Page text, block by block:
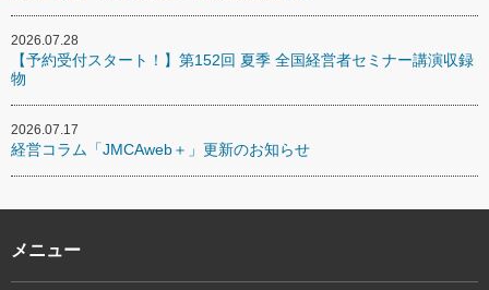
2026.07.28
【予約受付スタート！】第152回 夏季 全国経営者セミナー講演収録
物
2026.07.17
経営コラム「JMCAweb＋」更新のお知らせ
メニュー